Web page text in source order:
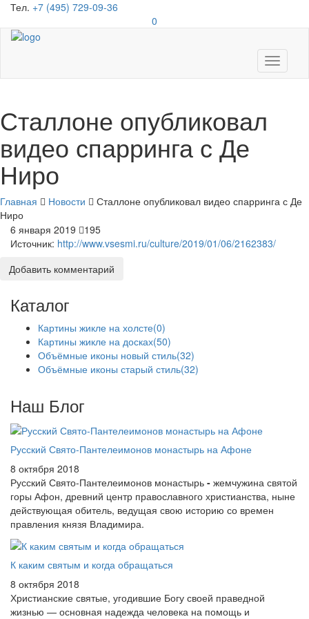
Тел. +7 (495) 729-09-36
0
Toggle
Сталлоне опубликовал
видео спарринга с Де
Ниро
Главная Новости
Сталлоне опубликовал видео спарринга с Де
Ниро
6 января 2019
195
Источник: http://www.vsesmi.ru/culture/2019/01/06/2162383/
Добавить комментарий
Каталог
Картины жикле на холсте(0)
Картины жикле на досках(50)
Объёмные иконы новый стиль(32)
Объёмные иконы старый стиль(32)
Наш Блог
Русский Свято-Пантелеимонов монастырь на Афоне
8 октября 2018
Русский Свято-Пантелеимонов монастырь - жемчужина святой
горы Афон, древний центр православного христианства, ныне
действующая обитель, ведущая свою историю со времен
правления князя Владимира.
К каким святым и когда обращаться
8 октября 2018
Христианские святые, угодившие Богу своей праведной
жизнью — основная надежда человека на помощь и